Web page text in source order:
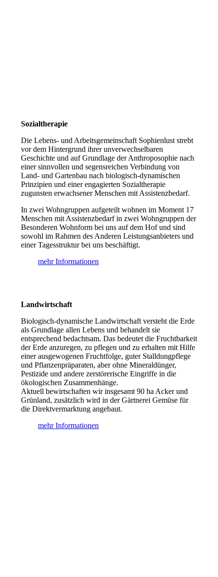
Sozialtherapie
Die Lebens- und Arbeitsgemeinschaft Sophienlust strebt
vor dem Hintergrund ihrer unverwechselbaren
Geschichte und auf Grundlage der Anthroposophie nach
einer sinnvollen und segensreichen Verbindung von
Land- und Gartenbau nach biologisch-dynamischen
Prinzipien und einer engagierten Sozialtherapie
zugunsten erwachsener Menschen mit Assistenzbedarf.
In zwei Wohngruppen aufgeteilt wohnen im Moment 17
Menschen mit Assistenzbedarf in zwei Wohngruppen der
Besonderen Wohnform bei uns auf dem Hof und sind
sowohl im Rahmen des Anderen Leistungsanbieters und
einer Tagesstruktur bei uns beschäftigt.
mehr Informationen
Landwirtschaft
Biologisch-dynamische Landwirtschaft versteht die Erde
als Grundlage allen Lebens und behandelt sie
entsprechend bedachtsam. Das bedeutet die Fruchtbarkeit
der Erde anzuregen, zu pflegen und zu erhalten mit Hilfe
einer ausgewogenen Fruchtfolge, guter Stalldungpflege
und Pflanzenpräparaten, aber ohne Mineraldünger,
Pestizide und andere zerstörerische Eingriffe in die
ökologischen Zusammenhänge.
Aktuell bewirtschaften wir insgesamt 90 ha Acker und
Grünland, zusätzlich wird in der Gärtnerei Gemüse für
die Direktvermarktung angebaut.
mehr Informationen